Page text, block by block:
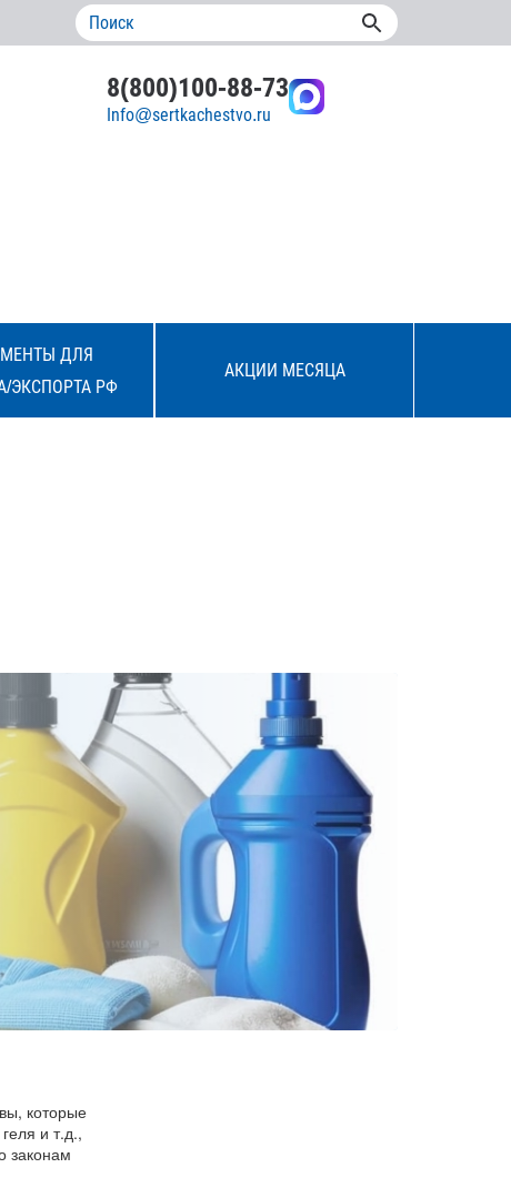
8(800)100-88-73
Info@sertkachestvo.ru
ДЛЯ
ЭКСПОРТА РФ
АКЦИИ МЕСЯЦА
которые
и т.д.,
законам